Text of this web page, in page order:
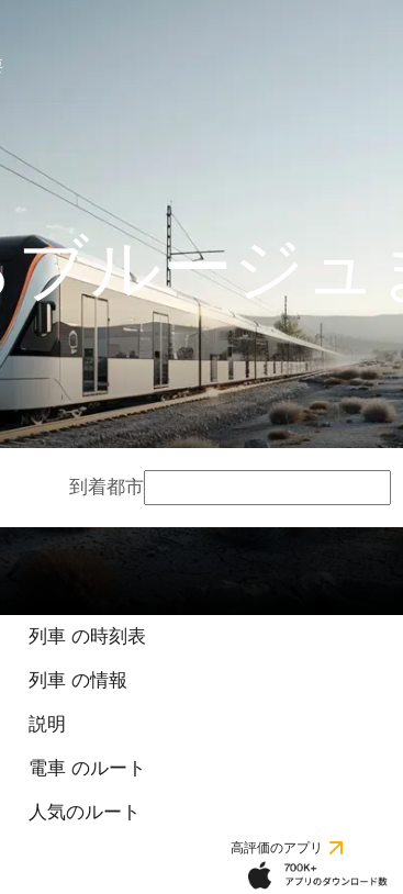
ルージュ
到着都市
列車 の時刻表
列車 の情報
説明
電車 のルート
人気のルート
高評価のアプリ
10 点（1件のレビ